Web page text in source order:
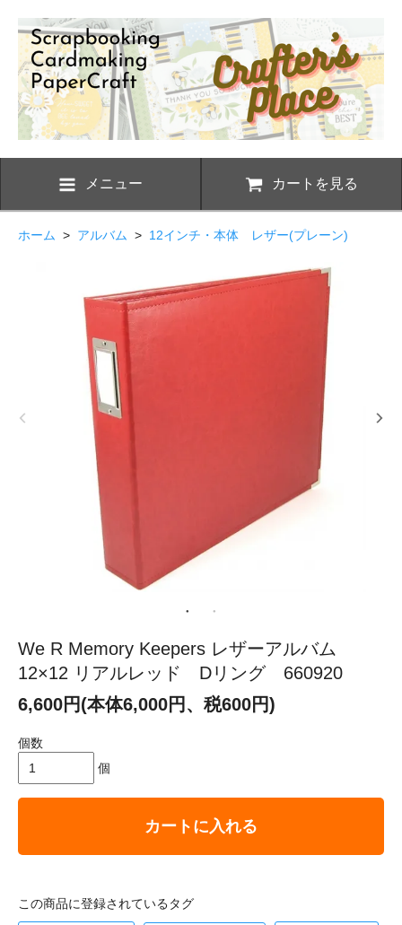
メニュー カートを見る
ホーム > アルバム > 12インチ・本体 レザー(プレーン)
We R Memory Keepers レザーアルバム
12×12 リアルレッド Dリング 660920
6,600円(本体6,000円、税600円)
個数
個
カートに入れる
この商品に登録されているタグ